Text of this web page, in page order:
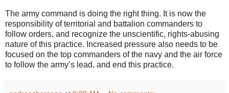
The army command is doing the right thing. It is now the
responsibility of territorial and battalion commanders to
follow orders, and recognize the unscientific, rights-abusing
nature of this practice. Increased pressure also needs to be
focused on the top commanders of the navy and the air force
to follow the army’s lead, and end this practice.